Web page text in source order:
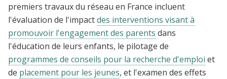
premiers travaux du réseau en France incluent
l'évaluation de l'impactdes interventions visant à
promouvoir l'engagement des parents dans
l'éducation de leurs enfants, le pilotage de
programmes de conseils pour la recherche d'emploi et
de placement pour les jeunes, et l'examen des effets